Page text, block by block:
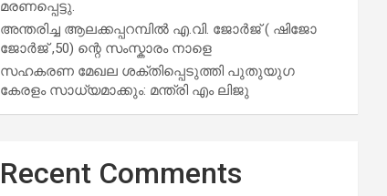
മരണപ്പെട്ടു.
അന്തരിച്ച ആ​ല​ക്ക​പ്പ​റമ്പിൽ​ എ.​വി. ജോ​ർ​ജ് ( ഷിജോ
ജോർജ് ,50) ന്റെ സംസ്കാരം നാളെ
സഹകരണ മേഖല ശക്തിപ്പെടുത്തി പുതുയുഗ
കേരളം സാധ്യമാക്കും: മന്ത്രി എം ലിജു
Recent Comments